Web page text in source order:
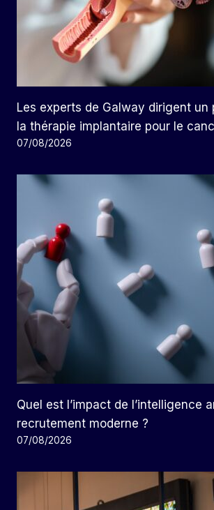
Les experts de Galway dirigent un
la thérapie implantaire pour le
07/08/2026
Quel est l’impact de l’intelligence
recrutement moderne ?
07/08/2026